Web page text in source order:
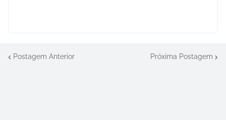
Postagem Anterior Próxima Postagem